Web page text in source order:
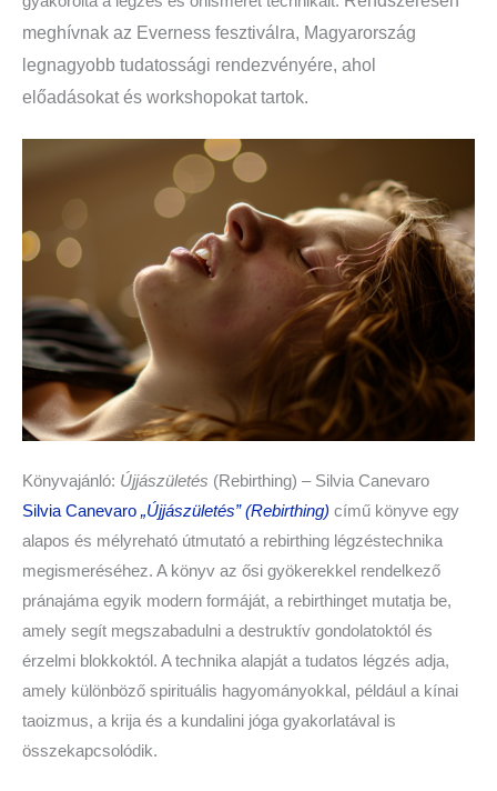
meghívnak az Everness fesztiválra, Magyarország
legnagyobb tudatossági rendezvényére, ahol
előadásokat és workshopokat tartok.
Könyvajánló: Újjászületés (Rebirthing) – Silvia Canevaro
Silvia Canevaro „Újjászületés” (Rebirthing) című könyve egy
alapos és mélyreható útmutató a rebirthing légzéstechnika
megismeréséhez. A könyv az ősi gyökerekkel rendelkező
pránajáma egyik modern formáját, a rebirthinget mutatja be,
amely segít megszabadulni a destruktív gondolatoktól és
érzelmi blokkoktól. A technika alapját a tudatos légzés adja,
amely különböző spirituális hagyományokkal, például a kínai
taoizmus, a krija és a kundalini jóga gyakorlatával is
összekapcsolódik.